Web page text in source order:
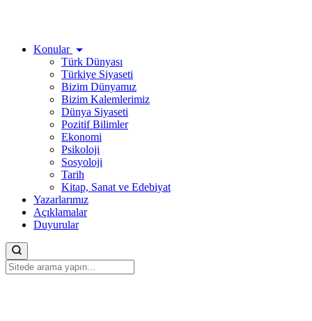
Konular
Türk Dünyası
Türkiye Siyaseti
Bizim Dünyamız
Bizim Kalemlerimiz
Dünya Siyaseti
Pozitif Bilimler
Ekonomi
Psikoloji
Sosyoloji
Tarih
Kitap, Sanat ve Edebiyat
Yazarlarımız
Açıklamalar
Duyurular